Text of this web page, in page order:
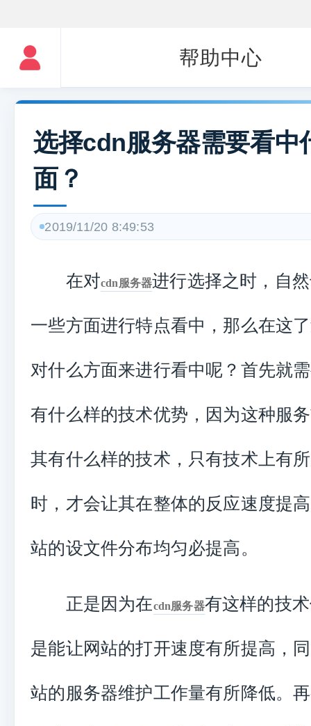
帮助中心
选择cdn服务器需要看中
面？
2019/11/20 8:49:53
在对cdn服务器进行选择之时，自
一些方面进行特点看中，那么在这
对什么方面来进行看中呢？首先就
有什么样的技术优势，因为这种服
其有什么样的技术，只有技术上有
时，才会让其在整体的反应速度提
站的设文件分布均匀必提高。
正是因为在cdn服务器有这样的技
是能让网站的打开速度有所提高，
站的服务器维护工作量有所降低。